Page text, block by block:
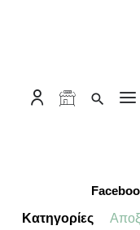
Κατηγορίες